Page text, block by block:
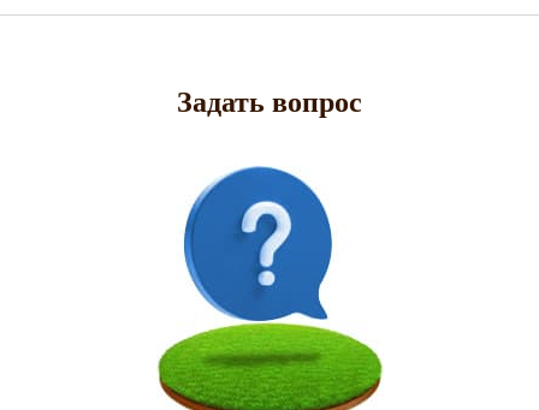
Задать вопрос